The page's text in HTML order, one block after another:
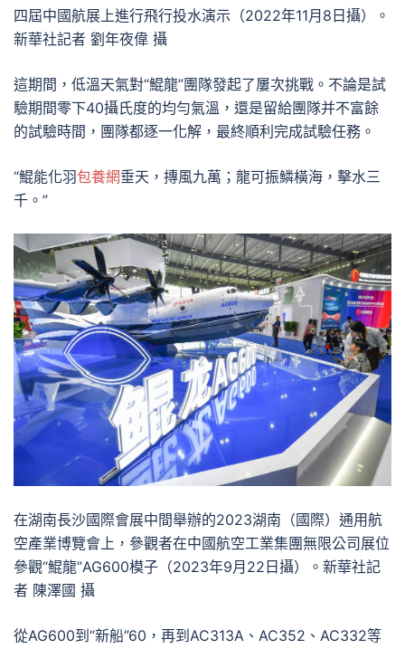
四屆中國航展上進行飛行投水演示（2022年11月8日攝）。
新華社記者 劉年夜偉 攝
這期間，低溫天氣對“鯤龍”團隊發起了屢次挑戰。不論是試
驗期間零下40攝氏度的均勻氣溫，還是留給團隊并不富餘
的試驗時間，團隊都逐一化解，最終順利完成試驗任務。
“鯤能化羽包養網垂天，摶風九萬；龍可振鱗橫海，擊水三
千。”
在湖南長沙國際會展中間舉辦的2023湖南（國際）通用航
空產業博覽會上，參觀者在中國航空工業集團無限公司展位
參觀“鯤龍”AG600模子（2023年9月22日攝）。新華社記
者 陳澤國 攝
從AG600到“新船”60，再到AC313A、AC352、AC332等